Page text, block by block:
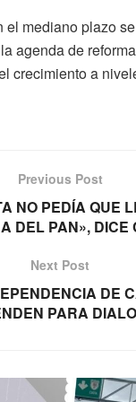
el mediano plazo
agenda de
crecimiento a
Previous Post
NO PEDÍA QUE
DEL PAN», DICE
Next Post
DE
PARA